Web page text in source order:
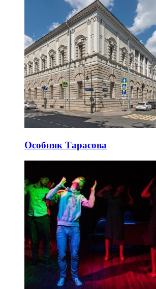
Особняк Тарасова